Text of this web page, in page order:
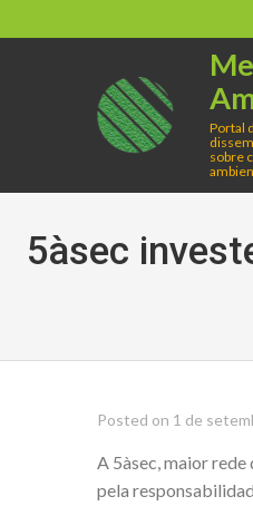
to
Portal
sobre
5àsec
Posted on 1 de
A 5àsec, maior rede
pela